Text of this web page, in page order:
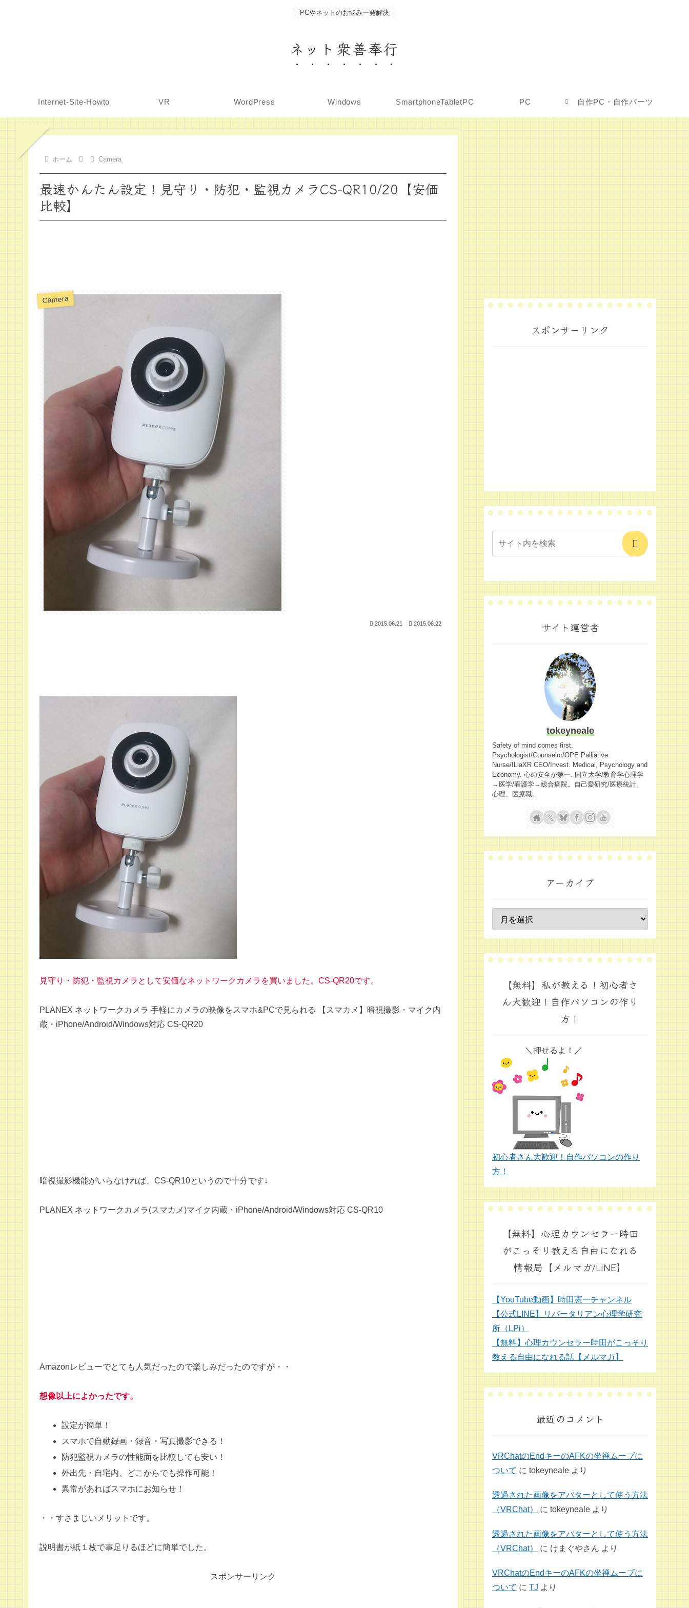
PCやネットのお悩み一発解決
ネット衆善奉行
Internet-Site-Howto VR WordPress Windows SmartphoneTabletPC PC 自作PC・自作パーツ
ホーム Camera
最速かんたん設定！見守り・防犯・監視カメラCS-QR10/20【安価
比較】
Camera
2015.06.21 2015.06.22
見守り・防犯・監視カメラとして安価なネットワークカメラを買いました。CS-QR20です。
PLANEX ネットワークカメラ 手軽にカメラの映像をスマホ&PCで見られる 【スマカメ】暗視撮影・マイク内
蔵・iPhone/Android/Windows対応 CS-QR20
暗視撮影機能がいらなければ、CS-QR10というので十分です↓
PLANEX ネットワークカメラ(スマカメ)マイク内蔵・iPhone/Android/Windows対応 CS-QR10
Amazonレビューでとても人気だったので楽しみだったのですが・・
想像以上によかったです。
設定が簡単！
スマホで自動録画・録音・写真撮影できる！
防犯監視カメラの性能面を比較しても安い！
外出先・自宅内、どこからでも操作可能！
異常があればスマホにお知らせ！
・・すさまじいメリットです。
説明書が紙１枚で事足りるほどに簡単でした。
スポンサーリンク
スポンサーリンク
サイト運営者
tokeyneale
Safety of mind comes first.
Psychologist/Counselor/OPE Palliative
Nurse/ILiaXR CEO/Invest. Medical, Psychology and
Economy. 心の安全が第一. 国立大学/教育学心理学
→医学/看護学→総合病院。自己愛研究/医療統計。
心理、医療職。
アーカイブ
【無料】私が教える！初心者さ
ん大歓迎！自作パソコンの作り
方！
＼押せるよ！／
初心者さん大歓迎！自作パソコンの作り
方！
【無料】心理カウンセラー時田
がこっそり教える自由になれる
情報局【メルマガ/LINE】
【YouTube動画】時田憲一チャンネル
【公式LINE】リバータリアン心理学研究
所（LPi）
【無料】心理カウンセラー時田がこっそり
教える自由になれる話【メルマガ】
最近のコメント
VRChatのEndキーのAFKの坐禅ムーブに
ついて に tokeyneale より
透過された画像をアバターとして使う方法
（VRChat）
に tokeyneale より
透過された画像をアバターとして使う方法
（VRChat）
に けまぐやさん より
VRChatのEndキーのAFKの坐禅ムーブに
ついて に TJ より